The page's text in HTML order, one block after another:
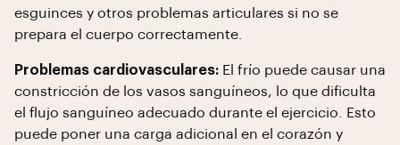
esguinces y otros problemas articulares si no se
prepara el cuerpo correctamente.
Problemas cardiovasculares: El frío puede causar una
constricción de los vasos sanguíneos, lo que dificulta
el flujo sanguíneo adecuado durante el ejercicio. Esto
puede poner una carga adicional en el corazón y